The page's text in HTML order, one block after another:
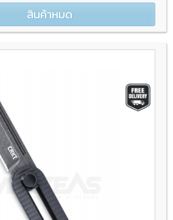
สินค้าหมด